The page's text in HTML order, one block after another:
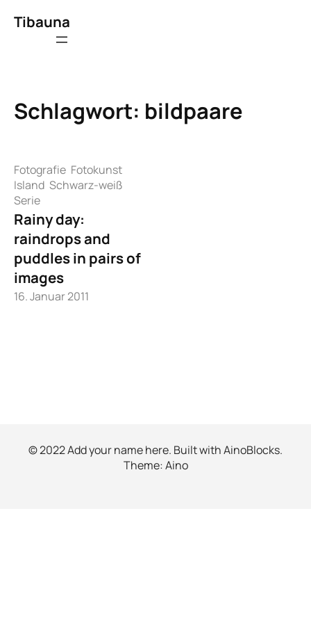
Inhalt
Tibauna
Schlagwort: bildpaare
Fotografie Fotokunst
Island Schwarz-weiß
Serie
Rainy day:
raindrops and
puddles in pairs of
images
16. Januar 2011
© 2022 Add your name here. Built withAinoBlocks.
Theme:Aino